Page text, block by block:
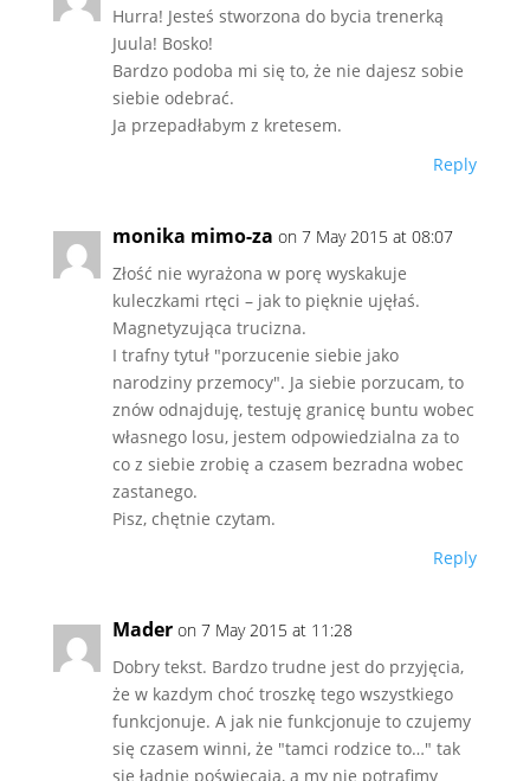
Hurra! Jesteś stworzona do bycia trenerką
Juula! Bosko!
Bardzo podoba mi się to, że nie dajesz sobie
siebie odebrać.
Ja przepadłabym z kretesem.
Reply
monika mimo-za on 7 May 2015 at 08:07
Złość nie wyrażona w porę wyskakuje
kuleczkami rtęci – jak to pięknie ujęłaś.
Magnetyzująca trucizna.
I trafny tytuł "porzucenie siebie jako
narodziny przemocy". Ja siebie porzucam, to
znów odnajduję, testuję granicę buntu wobec
własnego losu, jestem odpowiedzialna za to
co z siebie zrobię a czasem bezradna wobec
zastanego.
Pisz, chętnie czytam.
Reply
Mader on 7 May 2015 at 11:28
Dobry tekst. Bardzo trudne jest do przyjęcia,
że w kazdym choć troszkę tego wszystkiego
funkcjonuje. A jak nie funkcjonuje to czujemy
się czasem winni, że "tamci rodzice to…" tak
się ładnie poświęcają, a my nie potrafimy